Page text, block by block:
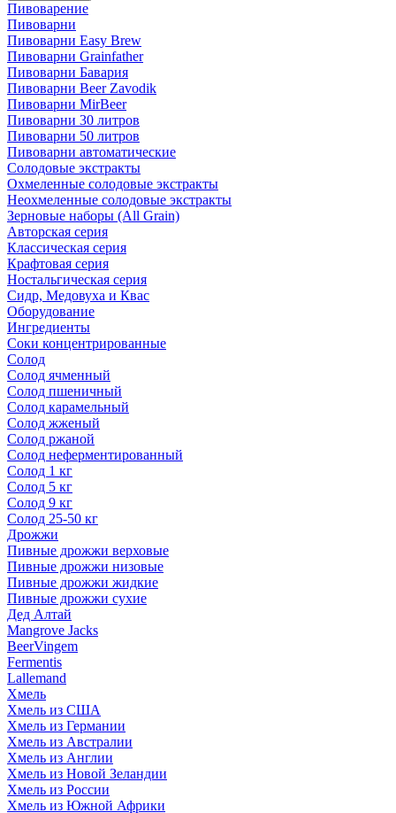
Пивоварение
Пивоварни
Пивоварни Easy Brew
Пивоварни Grainfather
Пивоварни Бавария
Пивоварни Beer Zavodik
Пивоварни MirBeer
Пивоварни 30 литров
Пивоварни 50 литров
Пивоварни автоматические
Солодовые экстракты
Охмеленные солодовые экстракты
Неохмеленные солодовые экстракты
Зерновые наборы (All Grain)
Авторская серия
Классическая серия
Крафтовая серия
Ностальгическая серия
Сидр, Медовуха и Квас
Оборудование
Ингредиенты
Соки концентрированные
Солод
Солод ячменный
Солод пшеничный
Солод карамельный
Солод жженый
Солод ржаной
Солод неферментированный
Солод 1 кг
Солод 5 кг
Солод 9 кг
Солод 25-50 кг
Дрожжи
Пивные дрожжи верховые
Пивные дрожжи низовые
Пивные дрожжи жидкие
Пивные дрожжи сухие
Дед Алтай
Mangrove Jacks
BeerVingem
Fermentis
Lallemand
Хмель
Хмель из США
Хмель из Германии
Хмель из Австралии
Хмель из Англии
Хмель из Новой Зеландии
Хмель из России
Хмель из Южной Африки